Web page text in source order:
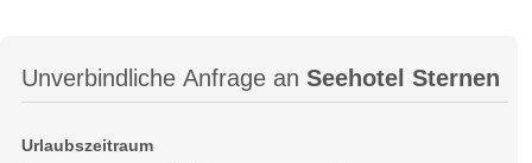
Unverbindliche Anfrage an Seehotel Sternen
Urlaubszeitraum